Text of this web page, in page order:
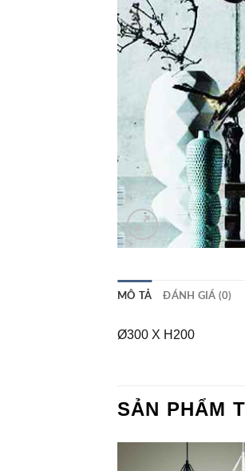
MÔ TẢ ĐÁNH GIÁ (0)
Ø300 X H200
SẢN PHẨM